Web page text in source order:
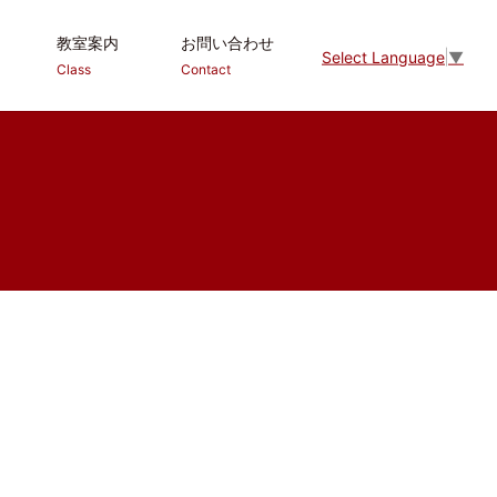
Select Language ▼
教室案内
Class
お問い合わせ
Contact